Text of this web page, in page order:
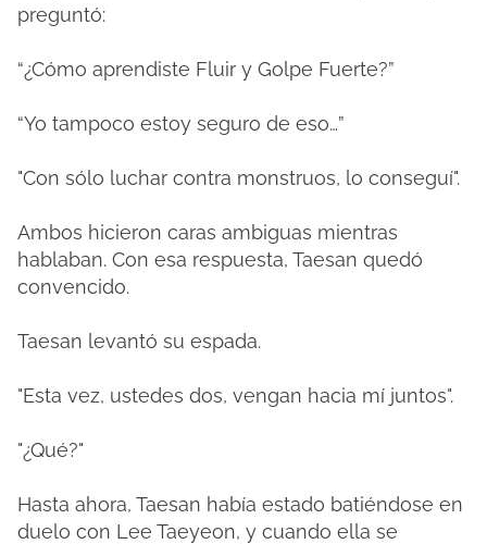
preguntó:
“¿Cómo aprendiste Fluir y Golpe Fuerte?”
“Yo tampoco estoy seguro de eso…”
"Con sólo luchar contra monstruos, lo conseguí".
Ambos hicieron caras ambiguas mientras
hablaban. Con esa respuesta, Taesan quedó
convencido.
Taesan levantó su espada.
"Esta vez, ustedes dos, vengan hacia mí juntos".
"¿Qué?"
Hasta ahora, Taesan había estado batiéndose en
duelo con Lee Taeyeon, y cuando ella se